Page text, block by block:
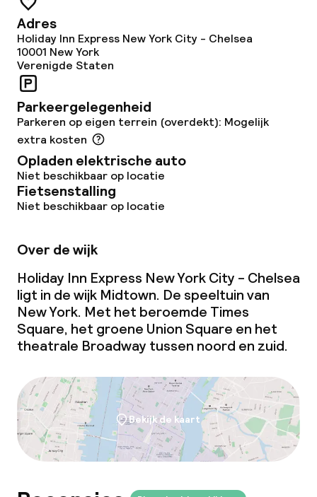
Zakelijke faciliteiten
Conferentieruimte
Vergaderruimte
Eco-label
IHG Green Hotel Certificate
Beleid
Overal rookvrij
Kleine huisdieren toegestaan (minder
dan de 5 kg)
Adres
Holiday Inn Express New York City - Chelsea
10001 New York
Verenigde Staten
Parkeergelegenheid
Parkeren op eigen terrein (overdekt): Mogelijk
extra kosten
Opladen elektrische auto
Niet beschikbaar op locatie
Fietsenstalling
Niet beschikbaar op locatie
Over de wijk
Holiday Inn Express New York City - Chelsea
ligt in de wijk Midtown. De speeltuin van
New York. Met het beroemde Times
Square, het groene Union Square en het
theatrale Broadway tussen noord en zuid.
Bekijk de kaart